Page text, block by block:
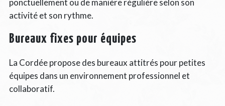
ponctuellement ou de manière régulière selon son
activité et son rythme.
Bureaux fixes pour équipes
La Cordée propose des bureaux attitrés pour petites
équipes dans un environnement professionnel et
collaboratif.